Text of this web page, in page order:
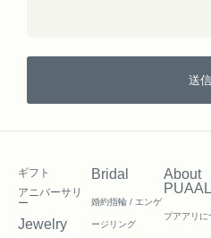
送信
ギフト
アニバーサリ
ー
Jewelry
Bridal
婚約指輪 / エンゲ
ージリング
About
プアアリに